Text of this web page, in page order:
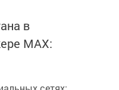
в
MАХ: